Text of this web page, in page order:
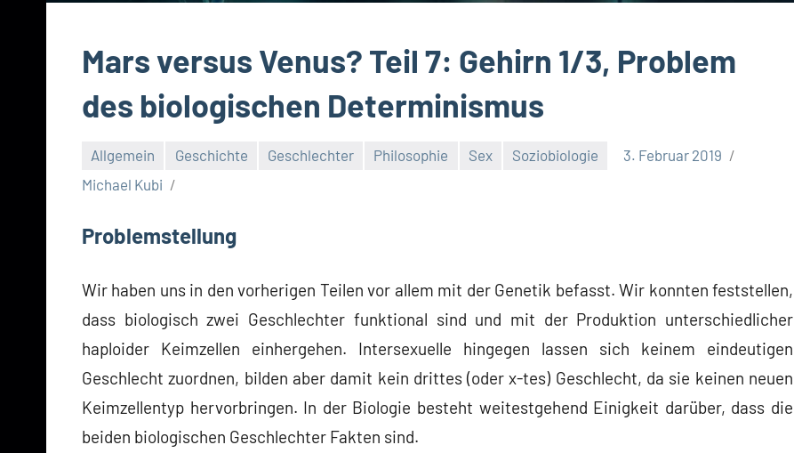
Mars versus Venus? Teil 7: Gehirn 1/3, Problem
des biologischen Determinismus
Allgemein Geschichte Geschlechter Philosophie Sex Soziobiologie
3. Februar 2019
Michael Kubi
Problemstellung
Wir haben uns in den vorherigen Teilen vor allem mit der Genetik befasst. Wir konnten feststellen,
dass biologisch zwei Geschlechter funktional sind und mit der Produktion unterschiedlicher
haploider Keimzellen einhergehen. Intersexuelle hingegen lassen sich keinem eindeutigen
Geschlecht zuordnen, bilden aber damit kein drittes (oder x-tes) Geschlecht, da sie keinen neuen
Keimzellentyp hervorbringen. In der Biologie besteht weitestgehend Einigkeit darüber, dass die
beiden biologischen Geschlechter Fakten sind.